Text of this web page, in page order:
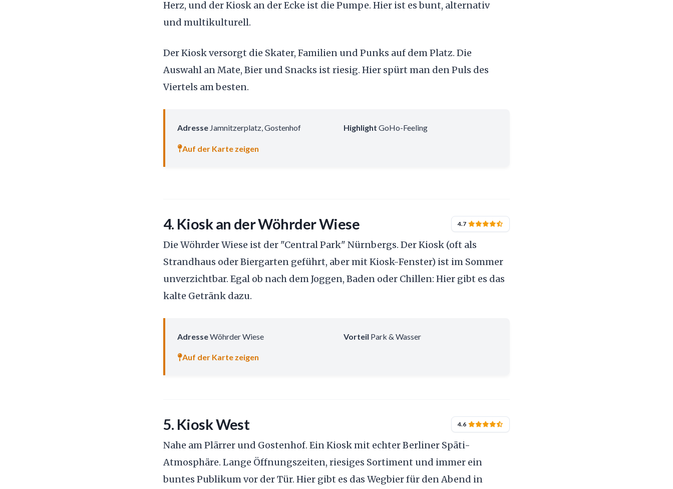
Herz, und der Kiosk an der Ecke ist die Pumpe. Hier ist es bunt, alternativ
und multikulturell.
Der Kiosk versorgt die Skater, Familien und Punks auf dem Platz. Die
Auswahl an Mate, Bier und Snacks ist riesig. Hier spürt man den Puls des
Viertels am besten.
AdresseJamnitzerplatz, Gostenhof Highlight GoHo-Feeling
Auf der Karte zeigen
4. Kiosk an der Wöhrder Wiese 4.7
Die Wöhrder Wiese ist der "Central Park" Nürnbergs. Der Kiosk (oft als
Strandhaus oder Biergarten geführt, aber mit Kiosk-Fenster) ist im Sommer
unverzichtbar. Egal ob nach dem Joggen, Baden oder Chillen: Hier gibt es das
kalte Getränk dazu.
AdresseWöhrder Wiese Vorteil Park & Wasser
Auf der Karte zeigen
5. Kiosk West 4.6
Nahe am Plärrer und Gostenhof. Ein Kiosk mit echter Berliner Späti-
Atmosphäre. Lange Öffnungszeiten, riesiges Sortiment und immer ein
buntes Publikum vor der Tür. Hier gibt es das Wegbier für den Abend in